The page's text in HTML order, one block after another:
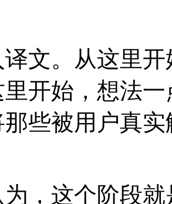
文。从这里
开始，想法
些被用户真
，这个阶段